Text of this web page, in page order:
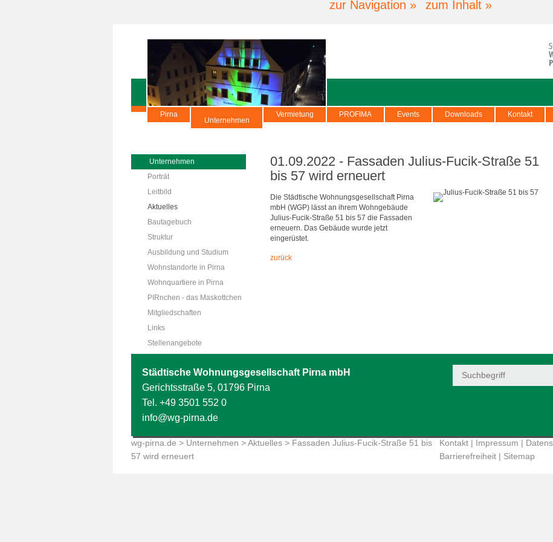
zur Navigation » zum Inhalt »
Pirna
Unternehmen
Vermietung PROFIMA Events Downloads Kontakt
Unternehmen
Porträt
Leitbild
Aktuelles
Bautagebuch
Struktur
Ausbildung und Studium
Wohnstandorte in Pirna
Wohnquartiere in Pirna
PIRnchen - das Maskottchen
Mitgliedschaften
Links
Stellenangebote
01.09.2022 - Fassaden Julius-Fucik-Straße 51
bis 57 wird erneuert
Die Städtische Wohnungsgesellschaft Pirna
mbH (WGP) lässt an ihrem Wohngebäude
Julius-Fucik-Straße 51 bis 57 die Fassaden
erneuern. Das Gebäude wurde jetzt
eingerüstet.
zurück
Städtische Wohnungsgesellschaft Pirna mbH
Gerichtsstraße 5, 01796 Pirna
Tel. +49 3501 552 0
info@wg-pirna.de
wg-pirna.de > Unternehmen >Aktuelles > Fassaden Julius-Fucik-Straße 51 bis
57 wird erneuert
Kontakt| Impressum |
Barrierefreiheit| Sitemap